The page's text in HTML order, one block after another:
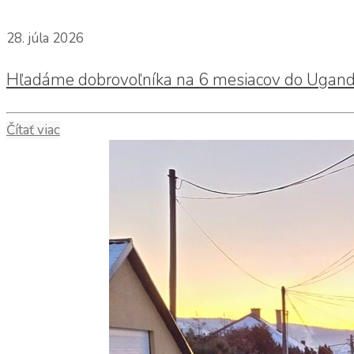
28. júla 2026
Hľadáme dobrovoľníka na 6 mesiacov do
Čítať viac